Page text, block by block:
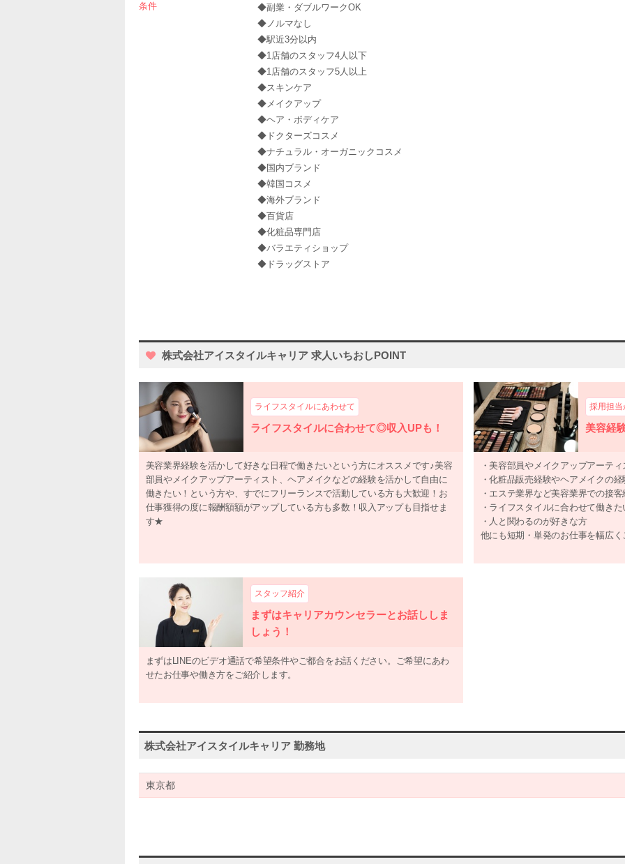
条件
◆副業・ダブルワークOK
◆ノルマなし
◆駅近3分以内
◆1店舗のスタッフ4人以下
◆1店舗のスタッフ5人以上
◆スキンケア
◆メイクアップ
◆ヘア・ボディケア
◆ドクターズコスメ
◆ナチュラル・オーガニックコスメ
◆国内ブランド
◆韓国コスメ
◆海外ブランド
◆百貨店
◆化粧品専門店
◆バラエティショップ
◆ドラッグストア
株式会社アイスタイルキャリア 求人いちおしPOINT
ライフスタイルにあわせて
ライフスタイルに合わせて◎収入UPも！
美容業界経験を活かして好きな日程で働きたいという方にオススメです♪美容
部員やメイクアップアーティスト、ヘアメイクなどの経験を活かして自由に
働きたい！という方や、すでにフリーランスで活動している方も大歓迎！お
仕事獲得の度に報酬額額がアップしている方も多数！収入アップも目指せま
す★
採用担当
美容経
・美容部員やメイクアップアーテ
・化粧品販売経験やヘアメイクの
・エステ業界など美容業界での接
・ライフスタイルに合わせて働きた
・人と関わるのが好きな方
他にも短期・単発のお仕事を幅広
スタッフ紹介
まずはキャリアカウンセラーとお話ししま
しょう！
まずはLINEのビデオ通話で希望条件やご都合をお話ください。ご希望にあわ
せたお仕事や働き方をご紹介します。
株式会社アイスタイルキャリア 勤務地
東京都